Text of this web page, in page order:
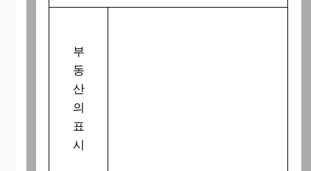
부
동
산
의
표
시